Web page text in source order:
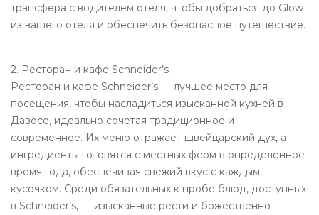
трансфера с водителем отеля, чтобы добраться до Glow
из вашего отеля и обеспечить безопасное путешествие.
2. Ресторан и кафе Schneider’s
Ресторан и кафе Schneider’s — лучшее место для
посещения, чтобы насладиться изысканной кухней в
Давосе, идеально сочетая традиционное и
современное. Их меню отражает швейцарский дух, а
ингредиенты готовятся с местных ферм в определенное
время года, обеспечивая свежий вкус с каждым
кусочком. Среди обязательных к пробе блюд, доступных
в Schneider’s, — изысканные рёсти и божественно